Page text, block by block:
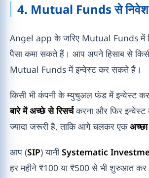
4. Mutual Funds से निवेश
Angel app के जरिए Mutual Funds
पैसा कमा सकते हैं। आप अपने हिसाब से
Mutual Funds में इन्वेस्ट कर सकते हैं।
किसी भी कंपनी के म्युचुअल फंड में इन्वेस्ट
बारे में अच्छे से रिसर्चकरना और फिर इन्वेस्ट
ज्यादा जरूरी है, ताकि आगे चलकर एक
आप (SIP) यानीSystematic
हर महीने ₹100 या ₹500 से भी शुरुआत